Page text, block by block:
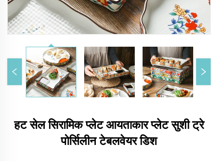
हट सेल सिरामिक प्लेट आयताकार प्लेट सुशी ट्रे
पोर्सिलीन टेबलवेयर डिश